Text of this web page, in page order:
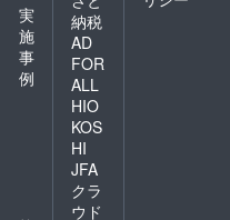
実
施
事
例
納税
AD
FOR
ALL
HIO
KOS
HI
JFA
クラ
ウド